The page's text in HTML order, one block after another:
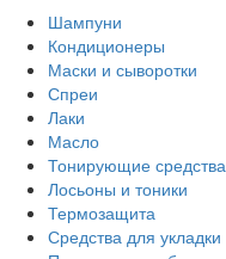
Шампуни
Кондиционеры
Маски и сыворотки
Спреи
Лаки
Масло
Тонирующие средства
Лосьоны и тоники
Термозащита
Средства для укладки